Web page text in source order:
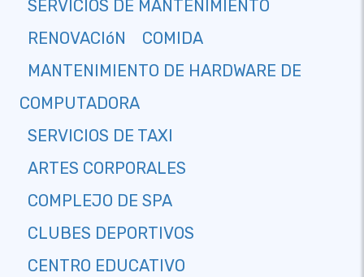
SERVICIOS DE MANTENIMIENTO
RENOVACIóN
COMIDA
MANTENIMIENTO DE HARDWARE DE
COMPUTADORA
SERVICIOS DE TAXI
ARTES CORPORALES
COMPLEJO DE SPA
CLUBES DEPORTIVOS
CENTRO EDUCATIVO